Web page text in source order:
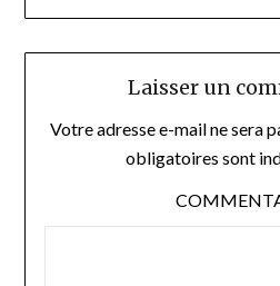
Laisser un
Votre adresse e-mail ne sera
obligatoires sont